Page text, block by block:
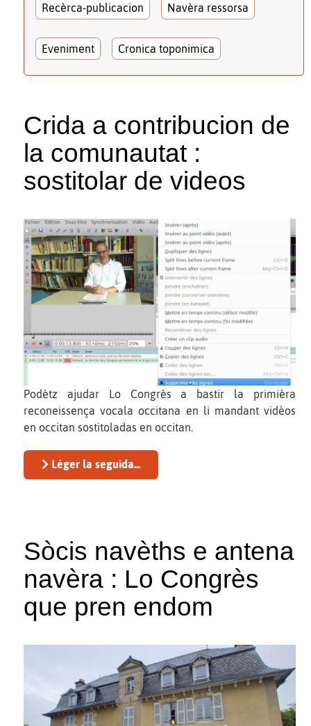
Recèrca-publicacion Navèra ressorsa
Eveniment Cronica toponimica
Crida a contribucion de
la comunautat :
sostitolar de videos
Podètz ajudar Lo Congrès a bastir la primièra
reconeissença vocala occitana en li mandant vidèos
en occitan sostitoladas en occitan.
Léger la seguida...
Sòcis navèths e antena
navèra : Lo Congrès
que pren endom